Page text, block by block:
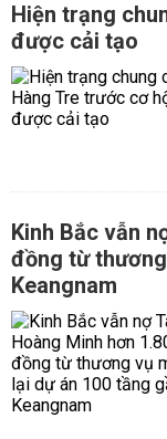
Hiện trạng
được cải tạo
Kinh Bắc vẫn
đồng từ
Keangnam